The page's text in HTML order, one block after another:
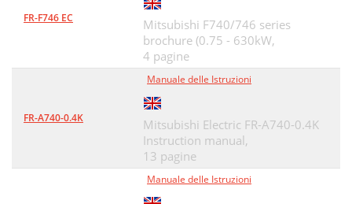
FR-F746 EC
Mitsubishi F740/746 series
brochure (0.75 - 630kW,
4 pagine
FR-A740-0.4K
Manuale delle Istruzioni
Mitsubishi Electric FR-A740-0.4K
Instruction manual,
13 pagine
Manuale delle Istruzioni